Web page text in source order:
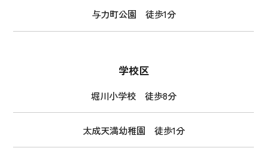
与力町公園 徒歩1分
学校区
堀川小学校 徒歩8分
太成天満幼稚園 徒歩1分